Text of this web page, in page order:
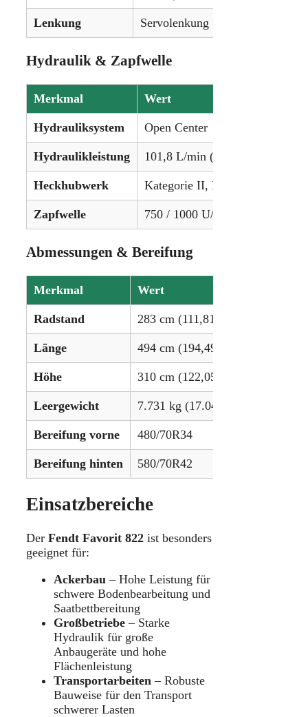
Lenkung Servolenkung
Hydraulik & Zapfwelle
Merkmal Wert
Hydrauliksystem Open Center
Hydraulikleistung 101,8 L/min (26,9 gpm)
Heckhubwerk Kategorie II, Hubkraft: 9.181
Zapfwelle 750 / 1000 U/min
Abmessungen & Bereifung
Merkmal Wert
Radstand 283 cm (111,81 in)
Länge 494 cm (194,49 in)
Höhe 310 cm (122,05 in)
Leergewicht 7.731 kg (17.044 lbs)
Bereifung vorne 480/70R34
Bereifung hinten 580/70R42
Einsatzbereiche
Der Fendt Favorit 822 ist besonders
geeignet für:
Ackerbau – Hohe Leistung für
schwere Bodenbearbeitung und
Saatbettbereitung
Großbetriebe – Starke
Hydraulik für große
Anbaugeräte und hohe
Flächenleistung
Transportarbeiten – Robuste
Bauweise für den Transport
schwerer Lasten